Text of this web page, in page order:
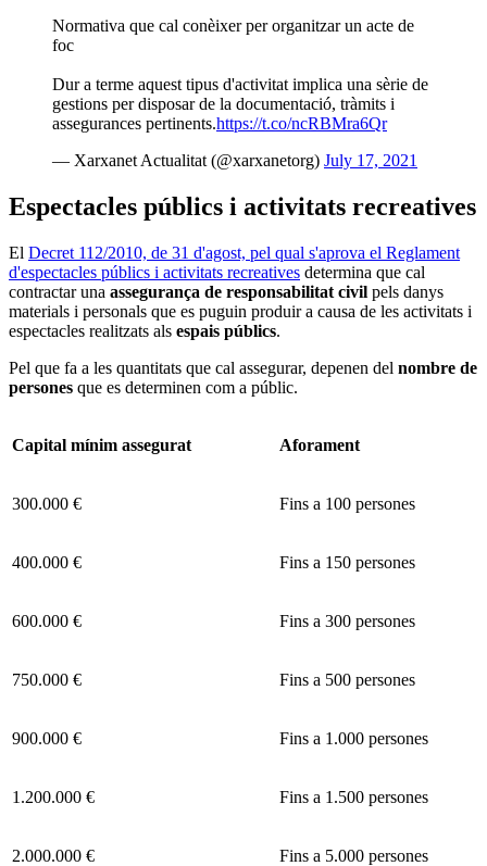
Normativa que cal conèixer per organitzar un acte de
foc
Dur a terme aquest tipus d'activitat implica una sèrie de
gestions per disposar de la documentació, tràmits i
assegurances pertinents.https://t.co/ncRBMra6Qr
— Xarxanet Actualitat (@xarxanetorg) July 17, 2021
Espectacles públics i activitats recreatives
El Decret 112/2010, de 31 d'agost, pel qual s'aprova el Reglament
d'espectacles públics i activitats recreatives determina que cal
contractar una assegurança de responsabilitat civil pels danys
materials i personals que es puguin produir a causa de les activitats i
espectacles realitzats als espais públics.
Pel que fa a les quantitats que cal assegurar, depenen del nombre de
persones que es determinen com a públic.
Capital mínim assegurat Aforament
300.000 € Fins a 100 persones
400.000 € Fins a 150 persones
600.000 € Fins a 300 persones
750.000 € Fins a 500 persones
900.000 € Fins a 1.000 persones
1.200.000 € Fins a 1.500 persones
2.000.000 € Fins a 5.000 persones